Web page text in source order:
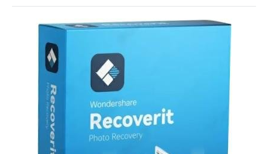
Софт
SamDel
восстановить
удаленные
файлы
данные